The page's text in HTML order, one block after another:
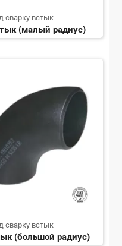
сварку встык
(малый радиус)
сварку встык
(большой радиус)